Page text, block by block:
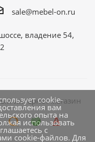
sale@mebel-on.ru
владение 54,
интернет магазин
cookie-
вам
опыта на
использовать
с
cookie-файлов. Для